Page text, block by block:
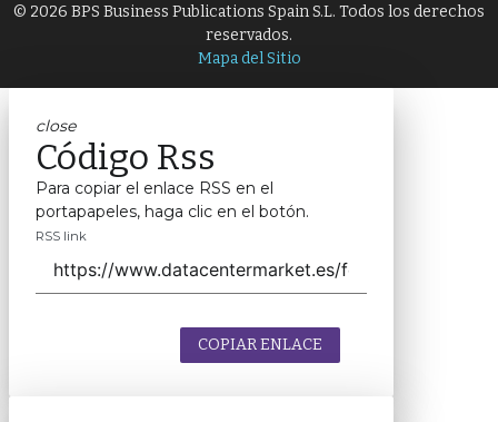
© 2026 BPS Business Publications Spain S.L. Todos los derechos
reservados.
Mapa del Sitio
close
Código Rss
Para copiar el enlace RSS en el
portapapeles, haga clic en el botón.
RSS link
COPIAR ENLACE